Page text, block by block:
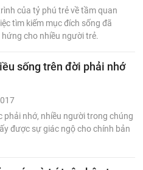
của tỷ phú trẻ về tầm quan
tìm kiếm mục đích sống đã
cho nhiều người trẻ.
sống trên đời phải nhớ
phải nhớ, nhiều người trong chúng
được sự giác ngộ cho chính bản